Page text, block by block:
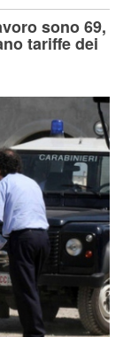
sono 69,
tariffe dei